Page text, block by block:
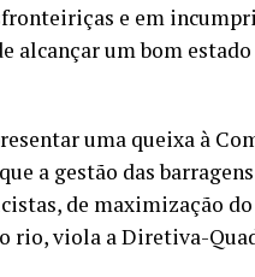
e em
alcançar um bom
uma queixa à
a gestão das
de maximização
rio, viola a Diretiva-